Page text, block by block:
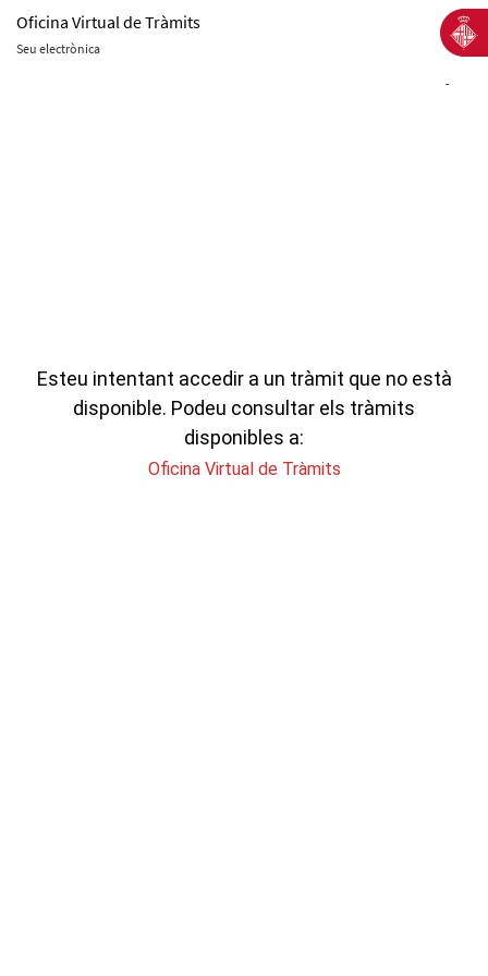
Oficina Virtual de Tràmits
Seu electrònica
-
Esteu intentant accedir a un tràmit que no està
disponible. Podeu consultar els tràmits
disponibles a:
Oficina Virtual de Tràmits